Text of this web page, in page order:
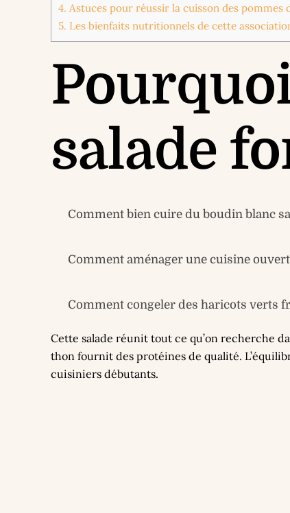
4. Astuces pour réussir la cuisson des pommes
5. Les bienfaits nutritionnels de cette
salade
Comment bien cuire du boudin blanc
Comment aménager une cuisine
Comment congeler des haricots verts
Cette salade réunit tout ce qu’on recherche
thon fournit des protéines de qualité.
cuisiniers débutants.